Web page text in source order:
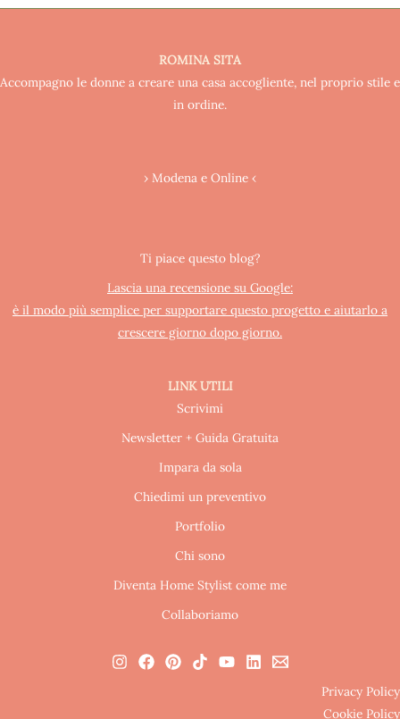
ROMINA SITA
Accompagno le donne a creare una casa accogliente, nel proprio stile e
in ordine.
› Modena e Online ‹
Ti piace questo blog?
Lascia una recensione su Google:
è il modo più semplice per supportare questo progetto e aiutarlo a
crescere giorno dopo giorno.
LINK UTILI
Scrivimi
Newsletter + Guida Gratuita
Impara da sola
Chiedimi un preventivo
Portfolio
Chi sono
Diventa Home Stylist come me
Collaboriamo
Privacy Policy
Cookie Policy